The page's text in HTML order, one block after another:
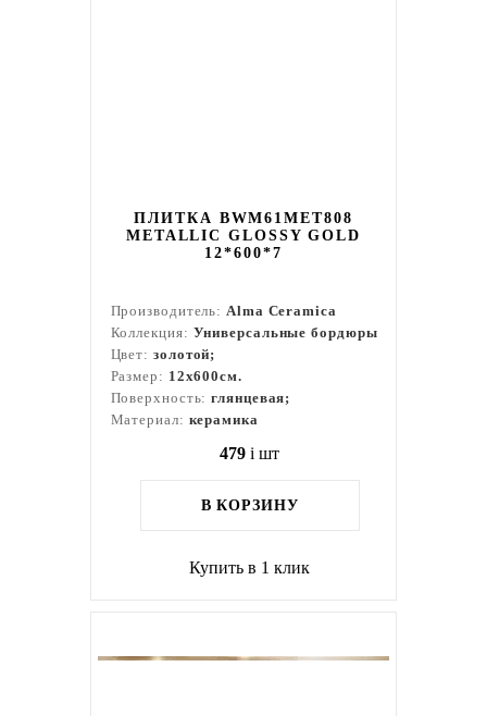
ПЛИТКА BWM61MET808
METALLIC GLOSSY GOLD
12*600*7
Производитель:Alma Ceramica
Коллекция: Универсальные бордюры
Цвет: золотой;
Размер: 12x600см.
Поверхность:глянцевая;
Материал: керамика
479 i шт
В КОРЗИНУ
Купить в 1 клик